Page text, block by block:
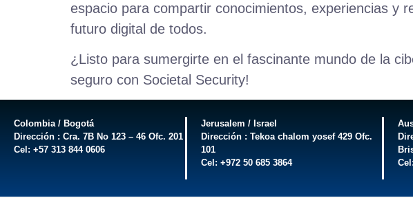
espacio para compartir conocimientos, experiencias y
futuro digital de todos.
¿Listo para sumergirte en el fascinante mundo de la
seguro con Societal Security!
Colombia / Bogotá
Dirección : Cra. 7B No 123 – 46 Ofc. 201
Cel: +57 313 844 0606
Jerusalem / Israel
Dirección : Tekoa chalom yosef 429 Ofc.
101
Cel: +972 50 685 3864